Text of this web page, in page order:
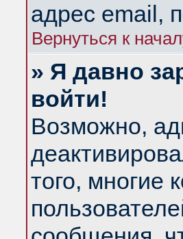
адрес email,
Вернуться к
» Я давно
войти!
Возможно,
того, многие